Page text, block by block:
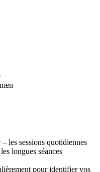
les sessions quotidiennes
longues séances
pour identifier vos